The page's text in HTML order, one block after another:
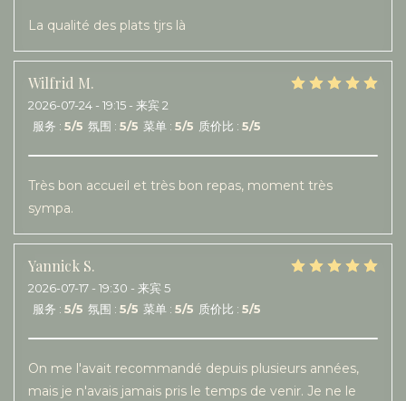
La qualité des plats tjrs là
Wilfrid M
2026-07-24 - 19:15 - 来宾 2
服务 : 5/5 氛围 : 5/5 菜单 : 5/5 质价比 : 5/5
Très bon accueil et très bon repas, moment très
sympa.
Yannick S
2026-07-17 - 19:30 - 来宾 5
服务 : 5/5 氛围 : 5/5 菜单 : 5/5 质价比 : 5/5
On me l'avait recommandé depuis plusieurs années,
mais je n'avais jamais pris le temps de venir. Je ne le